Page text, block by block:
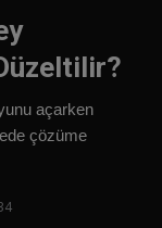
açarken
çözüme